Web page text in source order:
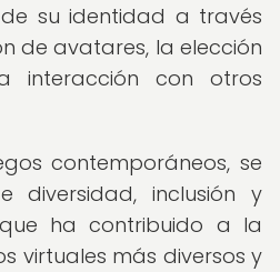
su identidad a través
de avatares, la elección
interacción con otros
contemporáneos, se
diversidad, inclusión y
ha contribuido a la
virtuales más diversos y